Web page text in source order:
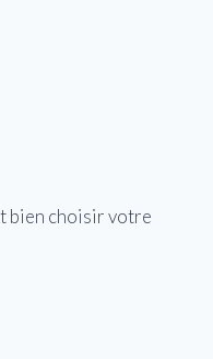
bien choisir votre